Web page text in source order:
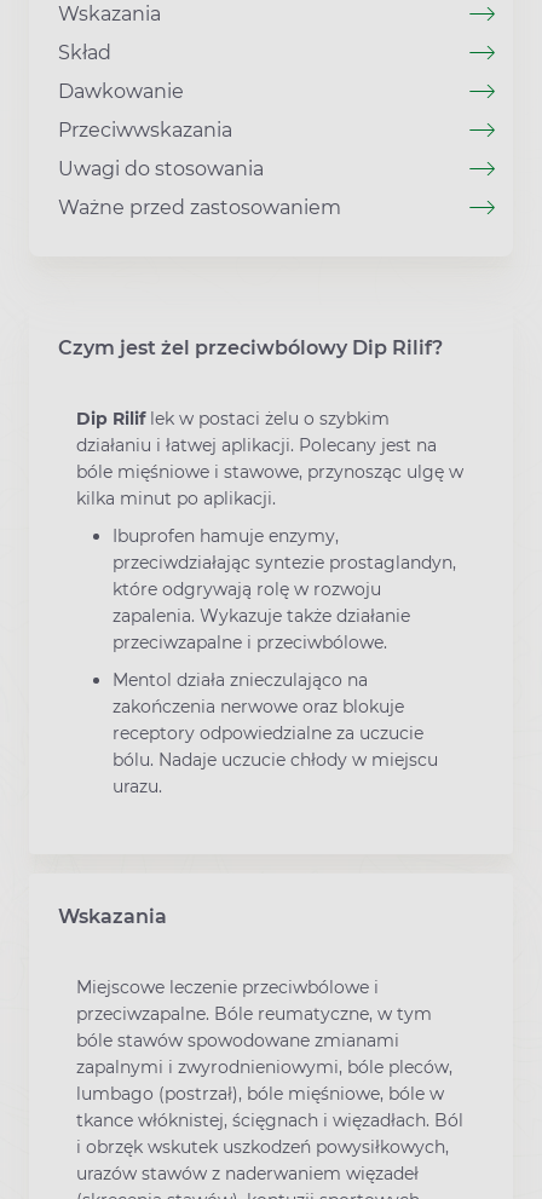
Wskazania
Skład
Dawkowanie
Przeciwwskazania
Uwagi do stosowania
Ważne przed zastosowaniem
Czym jest żel przeciwbólowy Dip Rilif?
Dip Rilif lek w postaci żelu o szybkim
działaniu i łatwej aplikacji. Polecany jest na
bóle mięśniowe i stawowe, przynosząc ulgę w
kilka minut po aplikacji.
Ibuprofen hamuje enzymy,
przeciwdziałając syntezie prostaglandyn,
które odgrywają rolę w rozwoju
zapalenia. Wykazuje także działanie
przeciwzapalne i przeciwbólowe.
Mentol działa znieczulająco na
zakończenia nerwowe oraz blokuje
receptory odpowiedzialne za uczucie
bólu. Nadaje uczucie chłody w miejscu
urazu.
Wskazania
Miejscowe leczenie przeciwbólowe i
przeciwzapalne. Bóle reumatyczne, w tym
bóle stawów spowodowane zmianami
zapalnymi i zwyrodnieniowymi, bóle pleców,
lumbago (postrzał), bóle mięśniowe, bóle w
tkance włóknistej, ścięgnach i więzadłach. Ból
i obrzęk wskutek uszkodzeń powysiłkowych,
urazów stawów z naderwaniem więzadeł